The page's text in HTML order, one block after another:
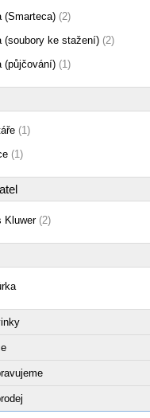
(Smarteca) (2)
(soubory ke stažení) (2)
(půjčování) (1)
(1)
(1)
Kluwer (2)